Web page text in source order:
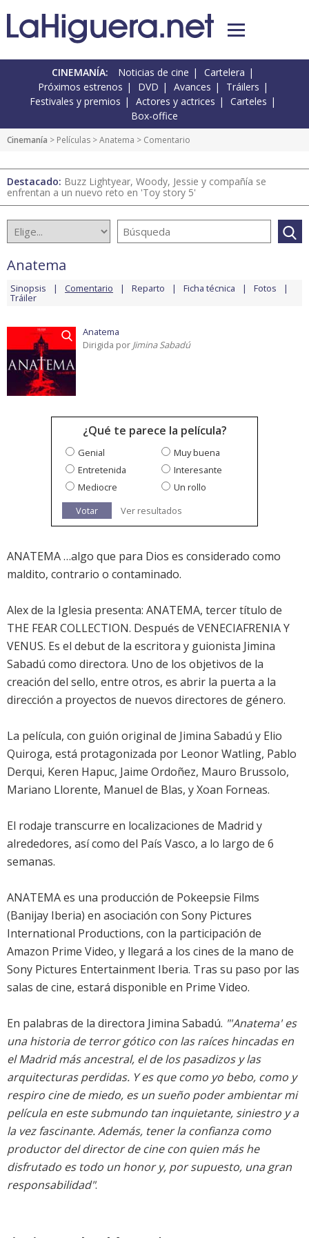
CINEMANÍA: Noticias de cine
Cartelera
Próximos estrenos
DVD Avances
Tráilers
Festivales y premios
Actores y actrices
Carteles
Box-office
Cinemanía > Películas >Anatema > Comentario
Destacado: Buzz Lightyear, Woody, Jessie y compañía se
enfrentan a un nuevo reto en 'Toy story 5'
Anatema
Sinopsis Comentario Reparto Ficha técnica Fotos
Tráiler
Anatema
Dirigida por Jimina Sabadú
¿Qué te parece la película?
Genial
Muy buena
Entretenida
Interesante
Mediocre
Un rollo
Votar
Ver resultados
ANATEMA …algo que para Dios es considerado como
maldito, contrario o contaminado.
Alex de la Iglesia presenta: ANATEMA, tercer título de
THE FEAR COLLECTION. Después de VENECIAFRENIA Y
VENUS. Es el debut de la escritora y guionista Jimina
Sabadú como directora. Uno de los objetivos de la
creación del sello, entre otros, es abrir la puerta a la
dirección a proyectos de nuevos directores de género.
La película, con guión original de Jimina Sabadú y Elio
Quiroga, está protagonizada por Leonor Watling, Pablo
Derqui, Keren Hapuc, Jaime Ordoñez, Mauro Brussolo,
Mariano Llorente, Manuel de Blas, y Xoan Forneas.
El rodaje transcurre en localizaciones de Madrid y
alrededores, así como del País Vasco, a lo largo de 6
semanas.
ANATEMA es una producción de Pokeepsie Films
(Banijay Iberia) en asociación con Sony Pictures
International Productions, con la participación de
Amazon Prime Video, y llegará a los cines de la mano de
Sony Pictures Entertainment Iberia. Tras su paso por las
salas de cine, estará disponible en Prime Video.
En palabras de la directora Jimina Sabadú. "'Anatema' es
una historia de terror gótico con las raíces hincadas en
el Madrid más ancestral, el de los pasadizos y las
arquitecturas perdidas. Y es que como yo bebo, como y
respiro cine de miedo, es un sueño poder ambientar mi
película en este submundo tan inquietante, siniestro y a
la vez fascinante. Además, tener la confianza como
productor del director de cine con quien más he
disfrutado es todo un honor y, por supuesto, una gran
responsabilidad".